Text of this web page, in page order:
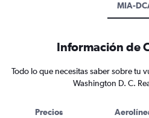
MIA-
Información de
Todo lo que necesitas saber sobre tu
Washington D. C.
Precios